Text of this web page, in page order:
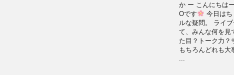
か ー こんにちはー
Oです
今日は
ルな疑問。 ライ
て、みんな何を見
た目？トーク力？
もちろんどれも大
...